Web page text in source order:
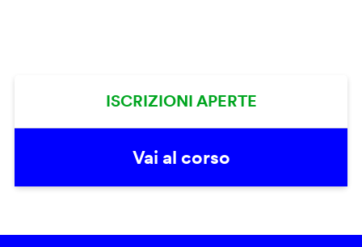
ISCRIZIONI APERTE
Vai al corso